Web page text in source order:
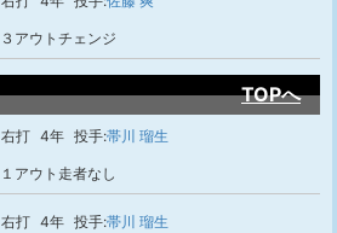
３アウトチェンジ
TOPへ
右打 4年 投手:帯川 瑠生
１アウト走者なし
右打 4年 投手:帯川 瑠生